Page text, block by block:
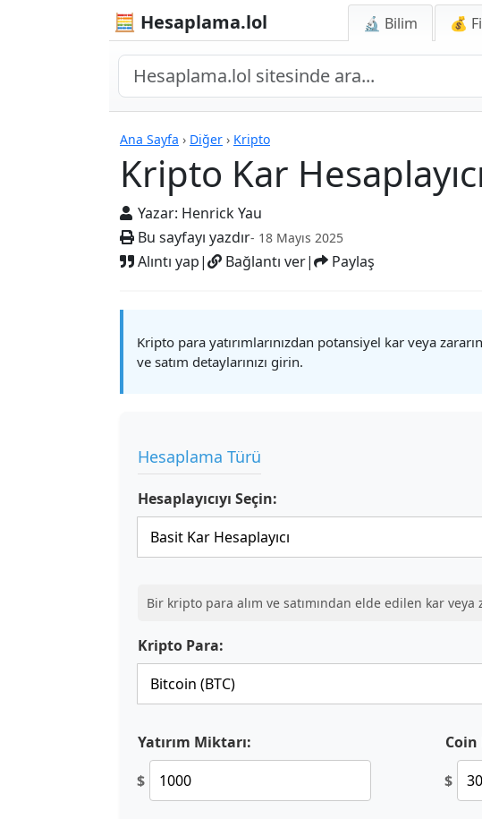
🧮 Hesaplama.lol 🔬 Bilim 💰
Ana Sayfa › Diğer › Kripto
Kripto Kar Hesaplayıcı
Yazar: Henrick Yau
Bu sayfayı yazdır- 18 Mayıs 2025
Alıntı yap| Bağlantı ver| Paylaş
Hesap Makineleri
Kripto para yatırımlarınızdan potansiyel kar veya
ve satım detaylarınızı girin.
Hesaplama Türü
Hesaplayıcıyı Seçin:
Bir kripto para alım ve satımından elde edilen kar veya
Kripto Para:
Yatırım Miktarı:
$
Coin
$